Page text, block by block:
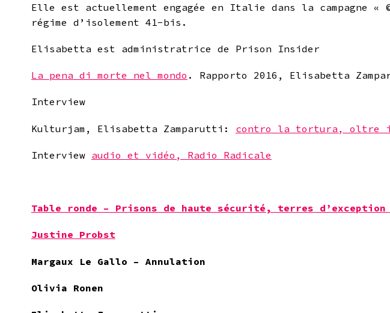
Elle est actuellement engagée en Italie dans la campagne
régime d’isolement 41-bis.
Elisabetta est administratrice de Prison Insider
La pena di morte nel mondo . Rapporto 2016, Elisabetta
Interview
Kulturjam, Elisabetta Zamparutti: contro la tortura, oltre
Interview audio et vidéo, Radio Radicale
Table ronde – Prisons de haute sécurité, terres d’exception
Justine Probst
Margaux Le Gallo – Annulation
Olivia Ronen